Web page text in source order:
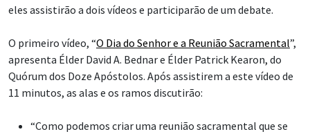
eles assistirão a dois vídeos e participarão de um debate.
O primeiro vídeo, “O Dia do Senhor e a Reunião Sacramental”,
apresenta Élder David A. Bednar e Élder Patrick Kearon, do
Quórum dos Doze Apóstolos. Após assistirem a este vídeo de
11 minutos, as alas e os ramos discutirão:
“Como podemos criar uma reunião sacramental que se